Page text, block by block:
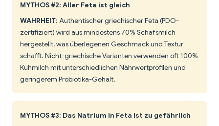
MYTHOS #2: Aller Feta ist gleich
WAHRHEIT: Authentischer griechischer Feta (PDO-
zertifiziert) wird aus mindestens 70% Schafsmilch
hergestellt, was überlegenen Geschmack und Textur
schafft. Nicht-griechische Varianten verwenden oft 100%
Kuhmilch mit unterschiedlichen Nährwertprofilen und
geringerem Probiotika-Gehalt.
MYTHOS #3: Das Natrium in Feta ist zu gefährlich